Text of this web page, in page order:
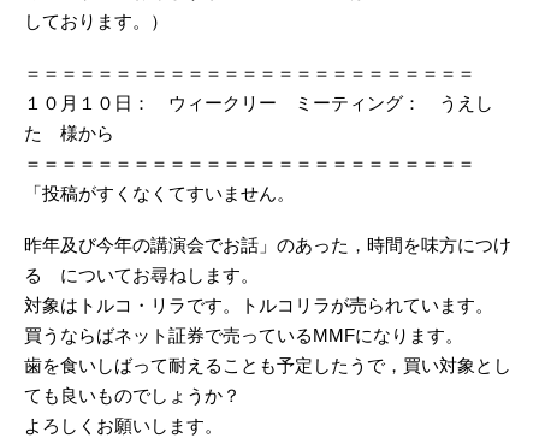
しております。）
＝＝＝＝＝＝＝＝＝＝＝＝＝＝＝＝＝＝＝＝＝＝＝＝＝
１０月１０日： ウィークリー ミーティング： うえし
た 様から
＝＝＝＝＝＝＝＝＝＝＝＝＝＝＝＝＝＝＝＝＝＝＝＝＝
「投稿がすくなくてすいません。
昨年及び今年の講演会でお話」のあった，時間を味方につけ
る についてお尋ねします。
対象はトルコ・リラです。トルコリラが売られています。
買うならばネット証券で売っているMMFになります。
歯を食いしばって耐えることも予定したうで，買い対象とし
ても良いものでしょうか？
よろしくお願いします。